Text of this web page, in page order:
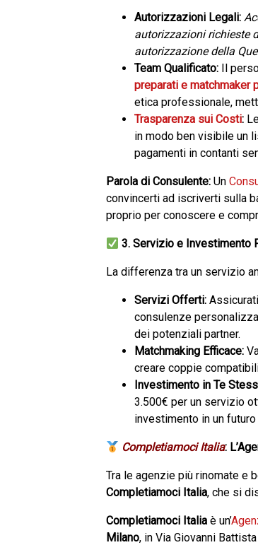
Autorizzazioni Legali:
autorizzazioni richieste
autorizzazione della
Team Qualificato: Il
preparati e matchmaker
etica professionale,
Trasparenza sui Costi:
in modo ben visibile un
pagamenti in contanti
Parola di Consulente: Un
convincerti ad iscriverti sulla
proprio per conoscere e
3. Servizio e Investimento
La differenza tra un servizio
Servizi Offerti:
consulenze
dei potenziali partner.
Matchmaking Efficace:
creare coppie
Investimento in Te
3.500€ per un servizio
investimento in un futuro
Completiamoci Italia:
Tra le agenzie più rinomate e
Completiamoci Italia, che si
Completiamoci Italia è un’
Milano, in Via Giovanni